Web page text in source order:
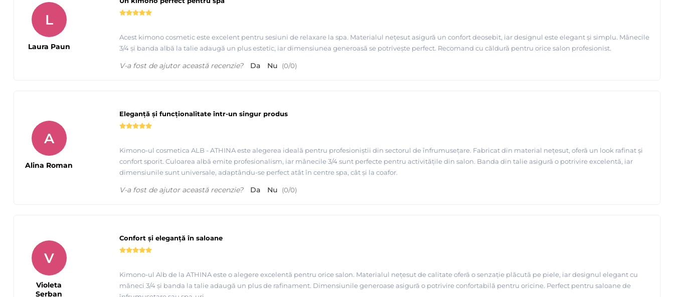
Acest kimono cosmetic este excelent pentru sesiuni de relaxare la spa. Materialul nețesut asigură un confort deosebit, iar designul este elegant și simplu. Mânecile
3/4 și banda albă la talie adaugă un plus estetic, iar dimensiunea generoasă se potrivește perfect. Recomand cu căldură pentru orice salon profesionist.
L
Laura Paun
V-a fost de ajutor această recenzie? Da Nu (0/0)
Eleganță și funcționalitate într-un singur produs
Kimono-ul cosmetica ALB - ATHINA este alegerea ideală pentru profesioniștii din sectorul de înfrumusețare. Fabricat din material nețesut, oferă un look rafinat și
confort sporit. Culoarea albă emite profesionalism, iar mânecile 3/4 sunt perfecte pentru activitățile din salon. Banda din talie asigură o potrivire excelentă, iar
dimensiunile sunt universale, adaptându-se perfect atât în centre spa, cât și la coafor.
A
Alina Roman
V-a fost de ajutor această recenzie? Da Nu (0/0)
Confort și eleganță în saloane
Kimono-ul Alb de la ATHINA este o alegere excelentă pentru orice salon. Materialul nețesut de calitate oferă o senzație plăcută pe piele, iar designul elegant cu
mâneci 3/4 și banda la talie adaugă un plus de rafinament. Dimensiunile generoase asigură o potrivire confortabilă pentru oricine. Perfect pentru saloane de
V
Violeta
Serban